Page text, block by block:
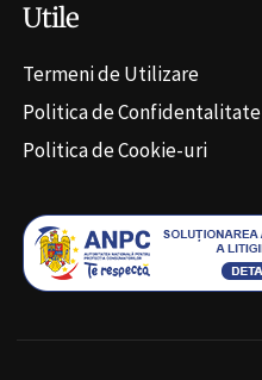
Utile
Termeni de Utilizare
Politica de Confidentalitate
Politica de Cookie-uri